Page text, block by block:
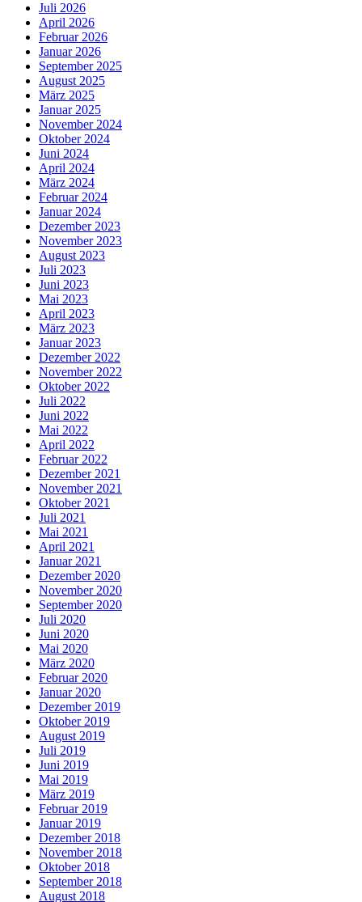
Juli 2026
April 2026
Februar 2026
Januar 2026
September 2025
August 2025
März 2025
Januar 2025
November 2024
Oktober 2024
Juni 2024
April 2024
März 2024
Februar 2024
Januar 2024
Dezember 2023
November 2023
August 2023
Juli 2023
Juni 2023
Mai 2023
April 2023
März 2023
Januar 2023
Dezember 2022
November 2022
Oktober 2022
Juli 2022
Juni 2022
Mai 2022
April 2022
Februar 2022
Dezember 2021
November 2021
Oktober 2021
Juli 2021
Mai 2021
April 2021
Januar 2021
Dezember 2020
November 2020
September 2020
Juli 2020
Juni 2020
Mai 2020
März 2020
Februar 2020
Januar 2020
Dezember 2019
Oktober 2019
August 2019
Juli 2019
Juni 2019
Mai 2019
März 2019
Februar 2019
Januar 2019
Dezember 2018
November 2018
Oktober 2018
September 2018
August 2018